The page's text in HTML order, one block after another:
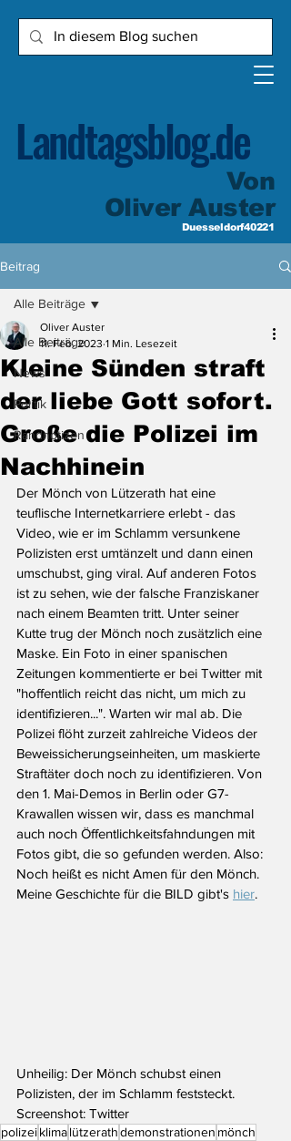
Landtagsblog.de
Von
Oliver Auster
Duesseldorf40221
Beitrag
Alle Beiträge
News
Politik
Randnotizen
Alle Beiträge
Kleine Sünden straft
der liebe Gott sofort.
Große die Polizei im
Nachhinein
Oliver Auster
11. Feb. 2023 1 Min. Lesezeit
Der Mönch von Lützerath hat eine
teuflische Internetkarriere erlebt - das
Video, wie er im Schlamm versunkene
Polizisten erst umtänzelt und dann einen
umschubst, ging viral. Auf anderen Fotos
ist zu sehen, wie der falsche Franziskaner
nach einem Beamten tritt. Unter seiner
Kutte trug der Mönch noch zusätzlich eine
Maske. Ein Foto in einer spanischen
Zeitungen kommentierte er bei Twitter mit
"hoffentlich reicht das nicht, um mich zu
identifizieren...". Warten wir mal ab. Die
Polizei flöht zurzeit zahlreiche Videos der
Beweissicherungseinheiten, um maskierte
Straftäter doch noch zu identifizieren. Von
den 1. Mai-Demos in Berlin oder G7-
Krawallen wissen wir, dass es manchmal
auch noch Öffentlichkeitsfahndungen mit
Fotos gibt, die so gefunden werden. Also:
Noch heißt es nicht Amen für den Mönch.
Meine Geschichte für die BILD gibt's hier.
Unheilig: Der Mönch schubst einen
Polizisten, der im Schlamm feststeckt.
Screenshot: Twitter
polizeiklimalützerathdemonstrationen mönch